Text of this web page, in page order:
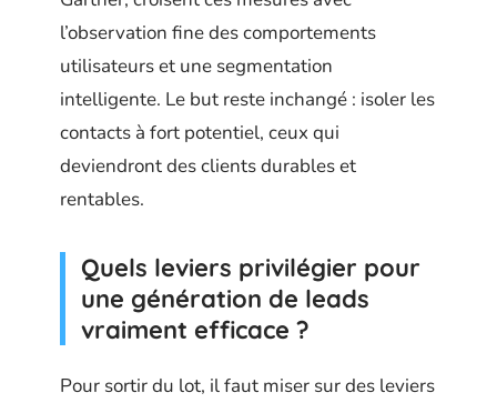
l’observation fine des comportements
utilisateurs et une segmentation
intelligente. Le but reste inchangé : isoler les
contacts à fort potentiel, ceux qui
deviendront des clients durables et
rentables.
Quels leviers privilégier pour
une génération de leads
vraiment efficace ?
Pour sortir du lot, il faut miser sur des leviers